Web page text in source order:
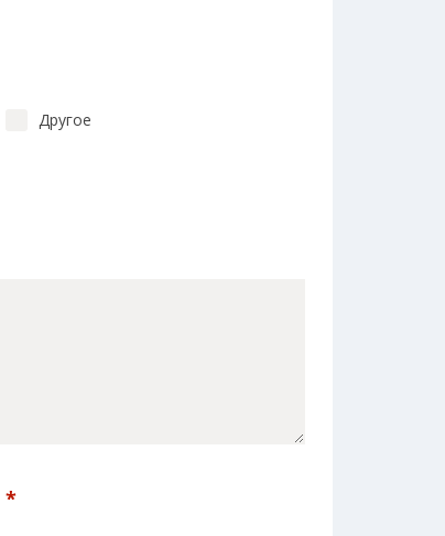
Другое
*